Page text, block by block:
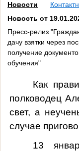
Новости
Новость от
Пресс-релиз
дачу взятки через
получение
обучения"
Как
полководец
свет, а
случае
13